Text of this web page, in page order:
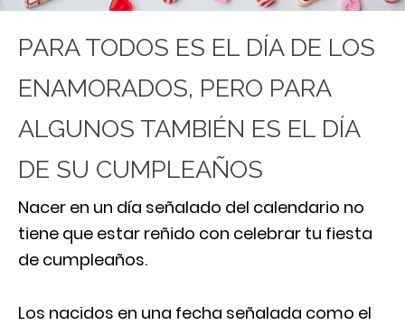
PARA TODOS ES EL DÍA DE LOS
ENAMORADOS, PERO PARA
ALGUNOS TAMBIÉN ES EL DÍA
DE SU CUMPLEAÑOS
Nacer en un día señalado del calendario no
tiene que estar reñido con celebrar tu fiesta
de cumpleaños.
Los nacidos en una fecha señalada como el